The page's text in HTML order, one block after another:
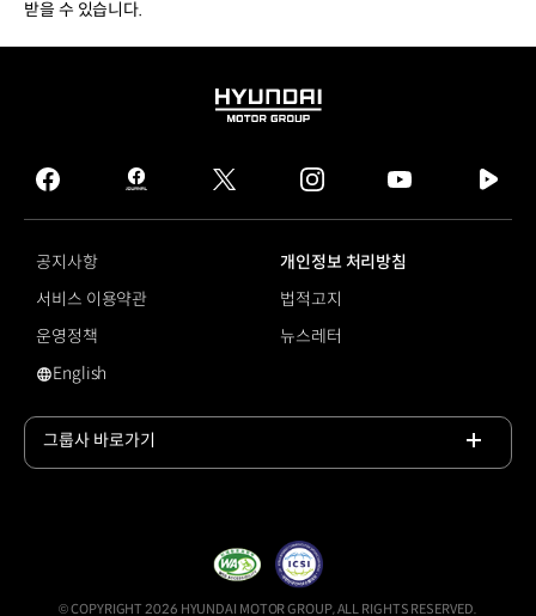
받을 수 있습니다.
HYUNDAI
GROUP
facebook
hmg
journal
twitter instagram
tv
공지사항
개인정보 처리방침
서비스 이용약관
법적고지
운영정책
뉴스레터
영문 사이트로 이동
English
그룹사 바로가기
© COPYRIGHT 2026 HYUNDAI MOTOR GROUP, ALL RIGHTS RESERVED.